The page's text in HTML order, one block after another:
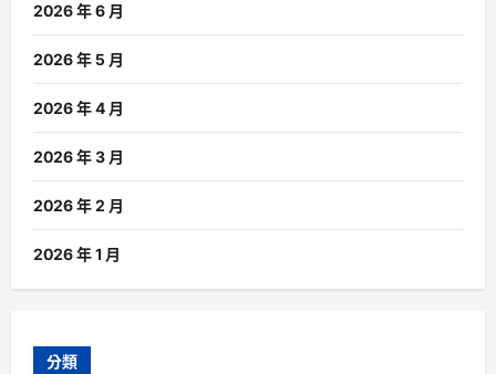
2026 年 6 月
2026 年 5 月
2026 年 4 月
2026 年 3 月
2026 年 2 月
2026 年 1 月
分類